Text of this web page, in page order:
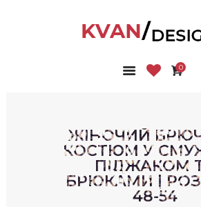
0
ЖІНОЧИЙ
КОСТЮМ У
ПІДЖАКОМ
БРЮКАМИ |
48-54
ГОЛОВНА
ПРО НАС
БЛОГ
КОНТАКТИ